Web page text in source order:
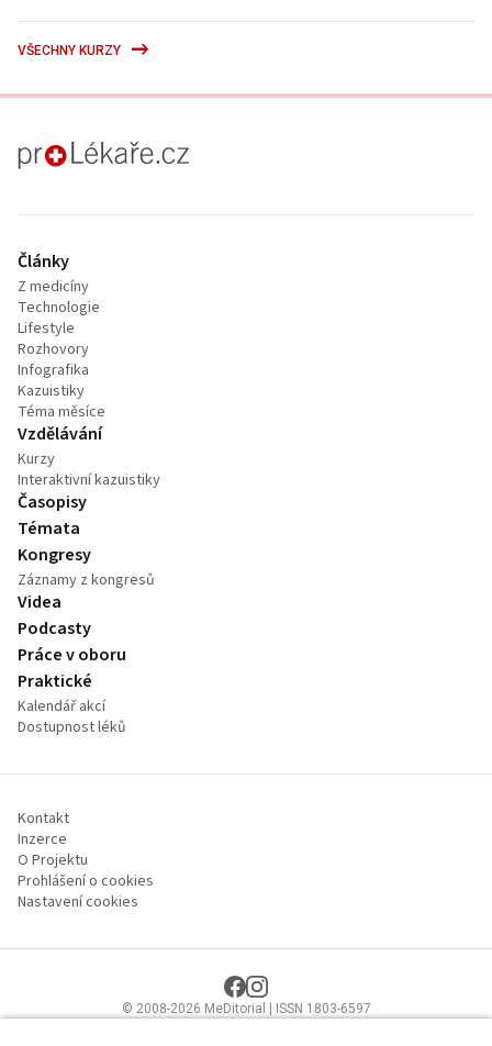
VŠECHNY KURZY
proLékaře.cz
Články
Z medicíny
Technologie
Lifestyle
Rozhovory
Infografika
Kazuistiky
Téma měsíce
Vzdělávání
Kurzy
Interaktivní kazuistiky
Časopisy
Témata
Kongresy
Záznamy z kongresů
Videa
Podcasty
Práce v oboru
Praktické
Kalendář akcí
Dostupnost léků
Kontakt
Inzerce
O Projektu
Prohlášení o cookies
Nastavení cookies
© 2008-2026 MeDitorial | ISSN 1803-6597